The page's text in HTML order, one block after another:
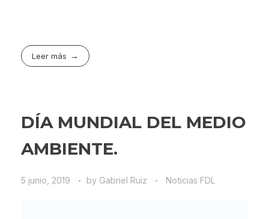
Leer más
DÍA MUNDIAL DEL MEDIO
AMBIENTE.
5 junio, 2019 by Gabriel Ruiz Noticias FDL